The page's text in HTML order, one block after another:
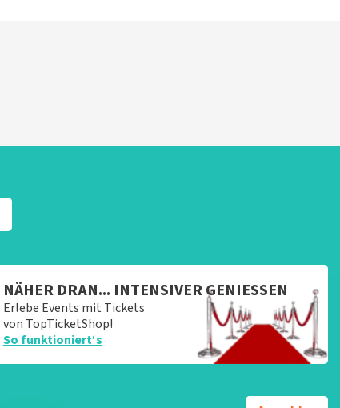
NÄHER DRAN... INTENSIVER GENIESSEN
Erlebe Events mit Tickets
von TopTicketShop!
So funktioniert‘s